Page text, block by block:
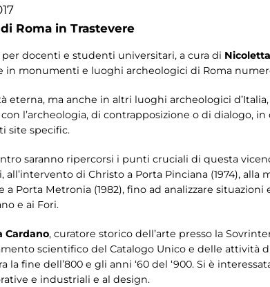
Roma in Trastevere
docenti e studenti universitari, a cura di
in monumenti e luoghi archeologici di Roma
eterna, ma anche in altri luoghi archeologici
l’archeologia, di contrapposizione o di dialogo,
site specific.
saranno ripercorsi i punti cruciali di questa
all’intervento di Christo a Porta Pinciana (1974),
a Porta Metronia (1982), fino ad analizzare
e ai Fori.
Cardano, curatore storico dell’arte presso la
scientifico del Catalogo Unico e delle attività
la fine dell’800 e gli anni ‘60 del ‘900. Si è
e industriali e al design.